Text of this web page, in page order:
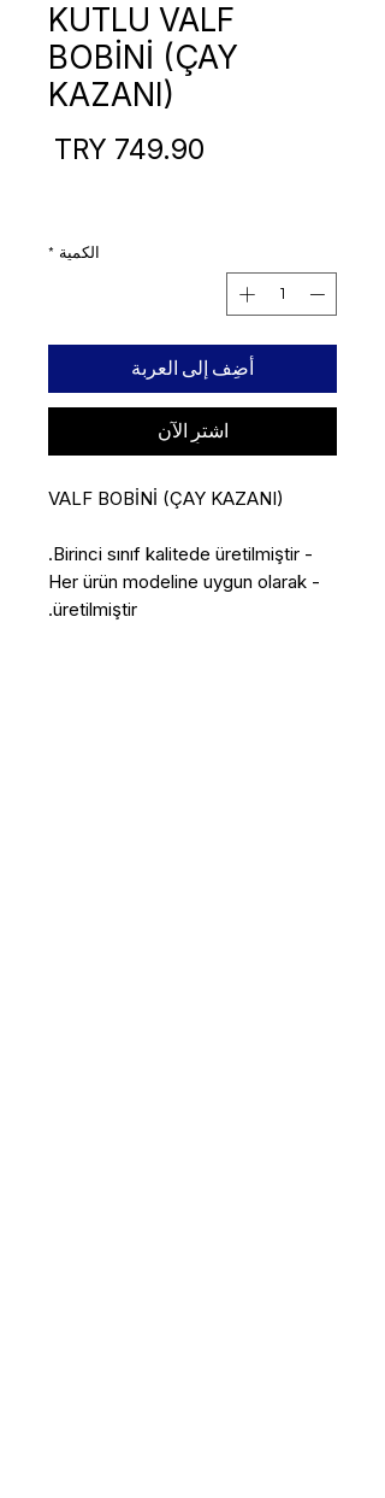
KUTLU VALF
BOBİNİ (ÇAY
KAZANI)
الكمية *
أضِف إلى العربة
اشترِ الآن
VALF BOBİNİ (ÇAY KAZANI)
- Birinci sınıf kalitede üretilmiştir.
- Her ürün modeline uygun olarak
üretilmiştir.